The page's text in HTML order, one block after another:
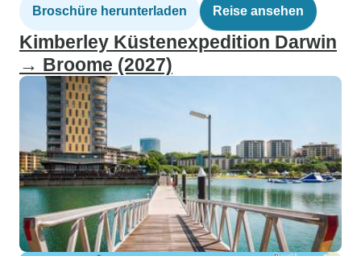
Broschüre herunterladen Reise ansehen
Kimberley Küstenexpedition Darwin
→ Broome (2027)